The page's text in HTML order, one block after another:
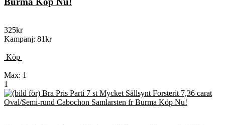
325kr
Kampanj: 81kr
Köp
Max: 1
1